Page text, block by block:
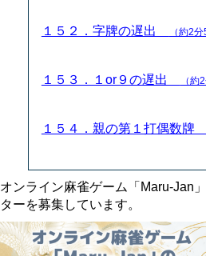
１５２．字牌の遅出 （約2分
１５３．１or９の遅出 （約
１５４．親の第１打偶数牌
オンライン麻雀ゲーム「Maru-Jan
ターを募集しています。